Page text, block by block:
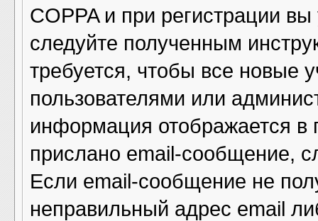
COPPA и при регистрации
следуйте полученным
требуется, чтобы все новые
пользователями или
информация отображается в
прислано email-сообщение,
Если email-сообщение не
неправильный адрес email